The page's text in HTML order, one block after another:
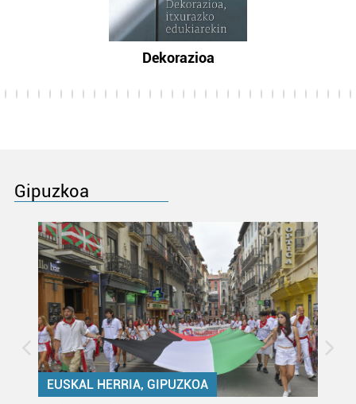
Dekorazioa
Gipuzkoa
EUSKAL HERRIA, GIPUZKOA